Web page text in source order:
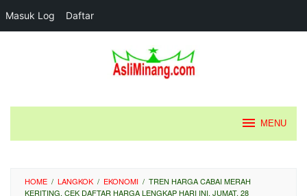
Masuk Log Daftar
MENU
HOME / LANGKOK / EKONOMI / TREN HARGA CABAI MERAH
KERITING, CEK DAFTAR HARGA LENGKAP HARI INI, JUMAT, 28